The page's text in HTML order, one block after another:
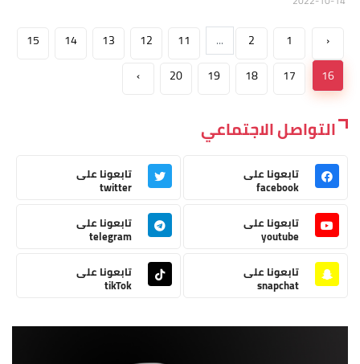
‹
1
2
...
11
12
13
14
15
16
17
18
19
20
›
التواصل الاجتماعي
تابعونا على
facebook
تابعونا على
twitter
تابعونا على
youtube
تابعونا على
telegram
تابعونا على
snapchat
تابعونا على
tikTok